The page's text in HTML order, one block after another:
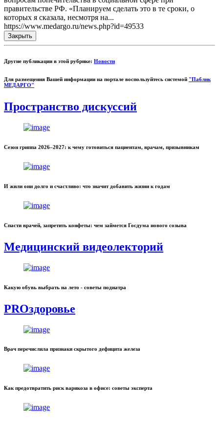
правительстве РФ. «Планируем сделать это в те сроки, о
которых я сказала, несмотря на...
https://www.medargo.ru/news.php?id=49533
Закрыть
Другие публикации в этой рубрике: Новости
Для размещения Вашей информации на портале воспользуйтесь системой "Паблик
МЕДАРГО"
Пространство дискуссий
Сезон гриппа 2026–2027: к чему готовиться пациентам, врачам, призывникам
И жили они долго и счастливо: что значит добавить жизни к годам
Спасти врачей, запретить конфеты: чем займется Госдума нового созыва
Медицинский видеолекторий
Какую обувь выбрать на лето - советы подиатра
PROздоровье
Врач перечислила признаки скрытого дефицита железа
Как предотвратить риск варикоза в офисе: советы эксперта